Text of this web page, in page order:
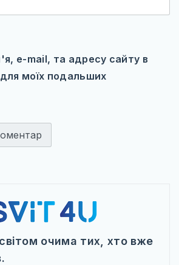
e-mail, та адресу сайту в
моїх подальших
очима тих, хто вже